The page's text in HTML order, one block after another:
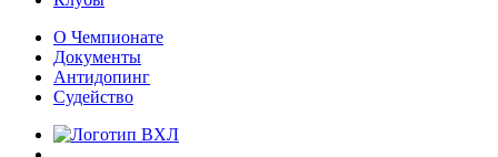
О Чемпионате
Документы
Антидопинг
Судейство